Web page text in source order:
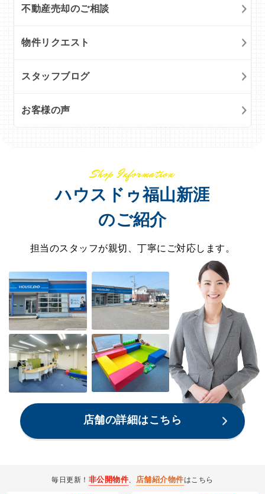
不動産売却のご相談
物件リクエスト
スタッフブログ
お客様の声
Shop Information
ハウスドゥ福山新涯
のご紹介
担当のスタッフが親切、丁寧にご対応します。
店舗の詳細はこちら
毎日更新！ 非公開物件、 店舗紹介物件はこちら